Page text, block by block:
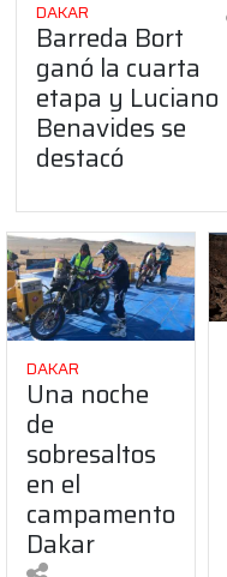
DAKAR
Barreda Bort
ganó la cuarta
etapa y Luciano
Benavides se
destacó
DAKAR
Una noche
de
sobresaltos
en el
campamento
Dakar